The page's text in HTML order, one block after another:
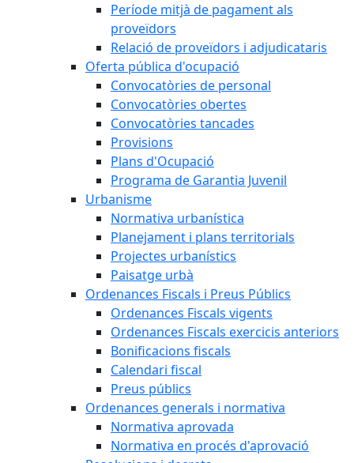
Període mitjà de pagament als
proveïdors
Relació de proveïdors i adjudicataris
Oferta pública d'ocupació
Convocatòries de personal
Convocatòries obertes
Convocatòries tancades
Provisions
Plans d'Ocupació
Programa de Garantia Juvenil
Urbanisme
Normativa urbanística
Planejament i plans territorials
Projectes urbanístics
Paisatge urbà
Ordenances Fiscals i Preus Públics
Ordenances Fiscals vigents
Ordenances Fiscals exercicis anteriors
Bonificacions fiscals
Calendari fiscal
Preus públics
Ordenances generals i normativa
Normativa aprovada
Normativa en procés d'aprovació